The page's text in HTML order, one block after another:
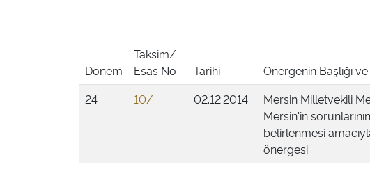
Dönem
Taksim/
Esas No
Tarihi
Önergenin Başlığı
24
10/ 02.12.2014
Mersin Milletvekili
Mersin'in
belirlenmesi
önergesi.